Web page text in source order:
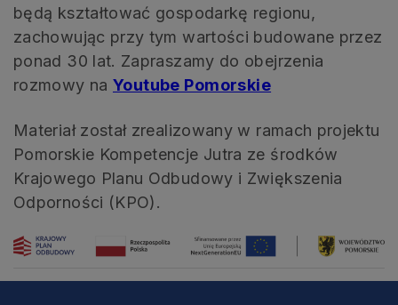
będą kształtować gospodarkę regionu,
zachowując przy tym wartości budowane przez
ponad 30 lat. Zapraszamy do obejrzenia
rozmowy na Youtube Pomorskie
Materiał został zrealizowany w ramach projektu
Pomorskie Kompetencje Jutra ze środków
Krajowego Planu Odbudowy i Zwiększenia
Odporności (KPO).